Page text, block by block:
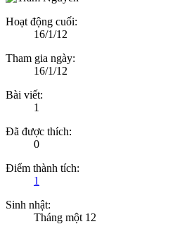
Hoạt động cuối:
16/1/12
Tham gia ngày:
16/1/12
Bài viết:
1
Đã được thích:
0
Điểm thành tích:
1
Sinh nhật:
Tháng một 12